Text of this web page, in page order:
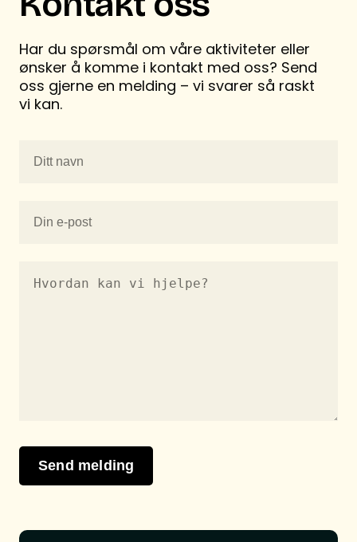
Har du spørsmål om våre aktiviteter eller
ønsker å komme i kontakt med oss? Send
oss gjerne en melding – vi svarer så raskt
vi kan.
Send melding